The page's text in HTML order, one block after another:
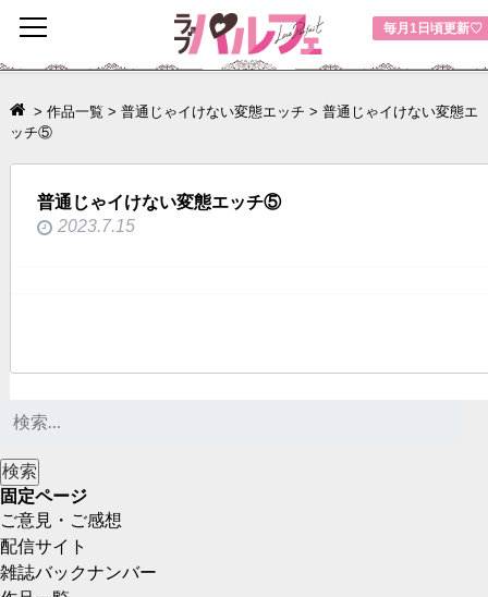
毎月1日頃更新♡
toggle
navigation
> 作品一覧 > 普通じゃイけない変態エッチ > 普通じゃイけない変態エ
ッチ⑤
普通じゃイけない変態エッチ⑤
2023.7.15
固定ページ
ご意見・ご感想
配信サイト
雑誌バックナンバー